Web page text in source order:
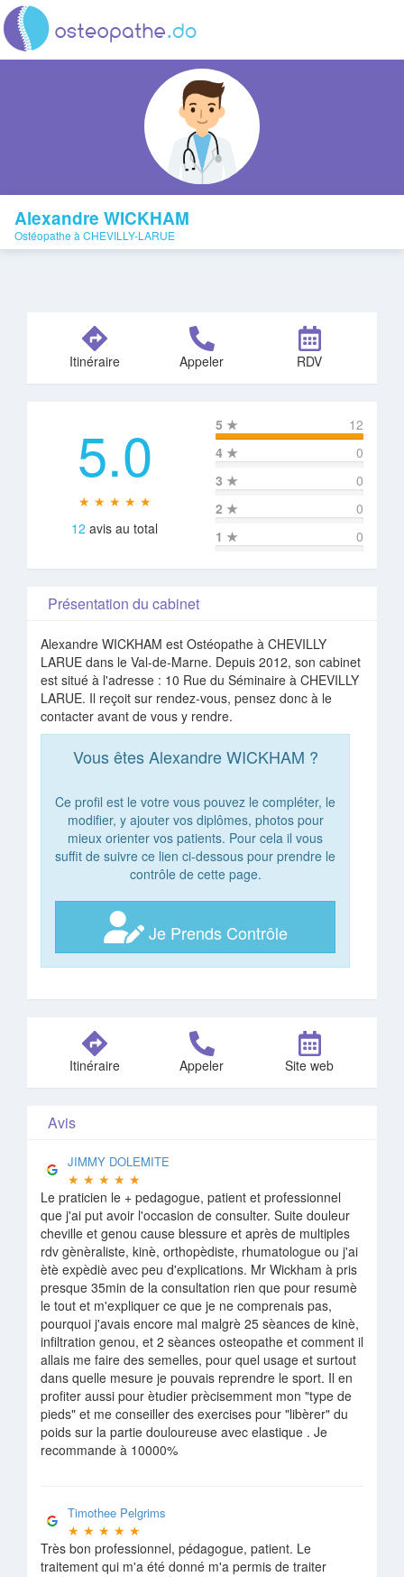
Alexandre WICKHAM
Ostéopathe à CHEVILLY-LARUE
Itinéraire Appeler RDV
5.0
★ ★ ★ ★ ★
12 avis au total
5 ★
12
4 ★
0
3 ★
0
2 ★
0
1 ★ 0
Présentation du cabinet
Alexandre WICKHAM est Ostéopathe à CHEVILLY
LARUE dans le Val-de-Marne. Depuis 2012, son cabinet
est situé à l'adresse : 10 Rue du Séminaire à CHEVILLY
LARUE. Il reçoit sur rendez-vous, pensez donc à le
contacter avant de vous y rendre.
Vous êtes Alexandre WICKHAM ?
Ce profil est le votre vous pouvez le compléter, le
modifier, y ajouter vos diplômes, photos pour
mieux orienter vos patients. Pour cela il vous
suffit de suivre ce lien ci-dessous pour prendre le
contrôle de cette page.
Je Prends Contrôle
Itinéraire Appeler Site web
Avis
JIMMY DOLEMITE
★ ★ ★ ★ ★
Le praticien le + pedagogue, patient et professionnel
que j'ai put avoir l'occasion de consulter. Suite douleur
cheville et genou cause blessure et après de multiples
rdv gènèraliste, kinè, orthopèdiste, rhumatologue ou j'ai
ètè expèdiè avec peu d'explications. Mr Wickham à pris
presque 35min de la consultation rien que pour resumè
le tout et m'expliquer ce que je ne comprenais pas,
pourquoi j'avais encore mal malgrè 25 sèances de kinè,
infiltration genou, et 2 sèances osteopathe et comment il
allais me faire des semelles, pour quel usage et surtout
dans quelle mesure je pouvais reprendre le sport. Il en
profiter aussi pour ètudier prècisemment mon "type de
pieds" et me conseiller des exercises pour "libèrer" du
poids sur la partie douloureuse avec elastique . Je
recommande à 10000%
Timothee Pelgrims
★ ★ ★ ★ ★
Très bon professionnel, pédagogue, patient. Le
traitement qui m'a été donné m'a permis de traiter